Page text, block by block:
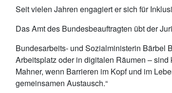
Seit vielen Jahren engagiert er sich für
Das Amt des Bundesbeauftragten übt der
Bundesarbeits- und Sozialministerin Bärbel
Arbeitsplatz oder in digitalen Räumen –
Mahner, wenn Barrieren im Kopf und im
gemeinsamen Austausch.“